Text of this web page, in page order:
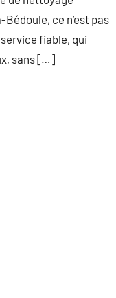
ce n’est pas
fiable, qui
sans […]